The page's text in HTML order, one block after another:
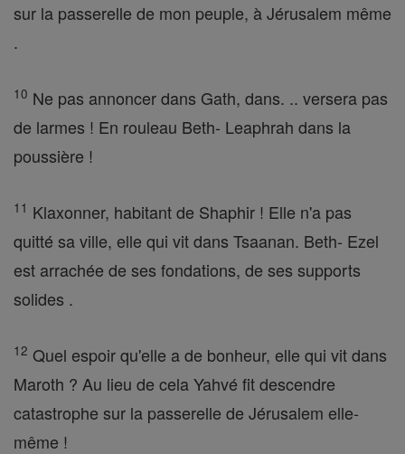
sur la passerelle de mon peuple, à Jérusalem même
.
10 Ne pas annoncer dans Gath, dans. .. versera pas
de larmes ! En rouleau Beth- Leaphrah dans la
poussière !
11 Klaxonner, habitant de Shaphir ! Elle n'a pas
quitté sa ville, elle qui vit dans Tsaanan. Beth- Ezel
est arrachée de ses fondations, de ses supports
solides .
12 Quel espoir qu'elle a de bonheur, elle qui vit dans
Maroth ? Au lieu de cela Yahvé fit descendre
catastrophe sur la passerelle de Jérusalem elle-
même !